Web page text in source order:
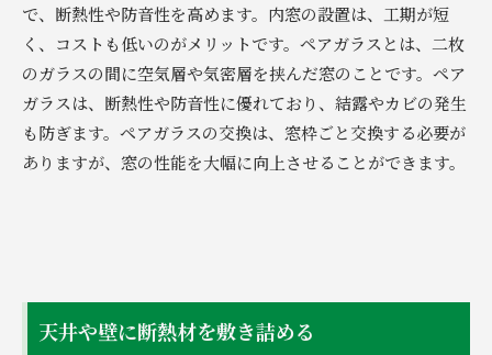
で、断熱性や防音性を高めます。内窓の設置は、工期が短
く、コストも低いのがメリットです。ペアガラスとは、二枚
のガラスの間に空気層や気密層を挟んだ窓のことです。ペア
ガラスは、断熱性や防音性に優れており、結露やカビの発生
も防ぎます。ペアガラスの交換は、窓枠ごと交換する必要が
ありますが、窓の性能を大幅に向上させることができます。
天井や壁に断熱材を敷き詰める